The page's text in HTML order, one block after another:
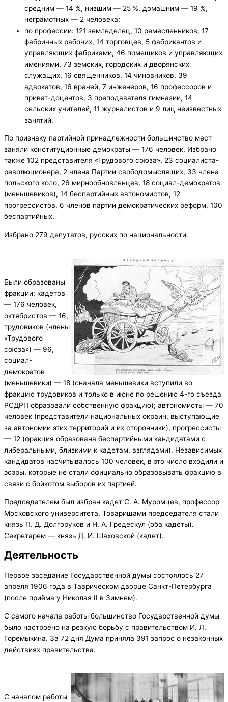
средним — 14 %, низшим — 25 %, домашним — 19 %,
неграмотных — 2 человека;
по профессии: 121 земледелец, 10 ремесленников, 17
фабричных рабочих, 14 торговцев, 5 фабрикантов и
управляющих фабриками, 46 помещиков и управляющих
имениями, 73 земских, городских и дворянских
служащих, 16 священников, 14 чиновников, 39
адвокатов, 16 врачей, 7 инженеров, 16 профессоров и
приват-доцентов, 3 преподавателя гимназии, 14
сельских учителей, 11 журналистов и 9 лиц неизвестных
занятий.
По признаку партийной принадлежности большинство мест
заняли конституционные демократы — 176 человек. Избрано
также 102 представителя «Трудового союза», 23 социалиста-
революционера, 2 члена Партии свободомыслящих, 33 члена
польского коло, 26 мирнообновленцев, 18 социал-демократов
(меньшевиков), 14 беспартийных автономистов, 12
прогрессистов, 6 членов партии демократических реформ, 100
беспартийных.
Избрано 279 депутатов, русских по национальности.
Были образованы
фракции: кадетов
— 176 человек,
октябристов — 16,
трудовиков (члены
«Трудового
союза») — 96,
социал-
демократов
(меньшевики) — 18 (сначала меньшевики вступили во
фракцию трудовиков и только в июне по решению 4-го съезда
РСДРП образовали собственную фракцию); автономисты — 70
человек (представители национальных окраин, выступающие
за автономии этих территорий и их сторонники), прогрессисты
— 12 (фракция образована беспартийными кандидатами с
либеральными, близкими к кадетам, взглядами). Независимых
кандидатов насчитывалось 100 человек, в это число входили и
эсэры, которые не стали официально образовывать фракцию в
связи с бойкотом выборов их партией.
Председателем был избран кадет С. А. Муромцев, профессор
Московского университета. Товарищами председателя стали
князь П. Д. Долгоруков и Н. А. Гредескул (оба кадеты).
Секретарем — князь Д. И. Шаховской (кадет).
Деятельность
Первое заседание Государственной думы состоялось 27
апреля 1906 года в Таврическом дворце Санкт-Петербурга
(после приёма у Николая II в Зимнем).
С самого начала работы большинство Государственной думы
было настроено на резкую борьбу с правительством И. Л.
Горемыкина. За 72 дня Дума приняла 391 запрос о незаконных
действиях правительства.
С началом работы